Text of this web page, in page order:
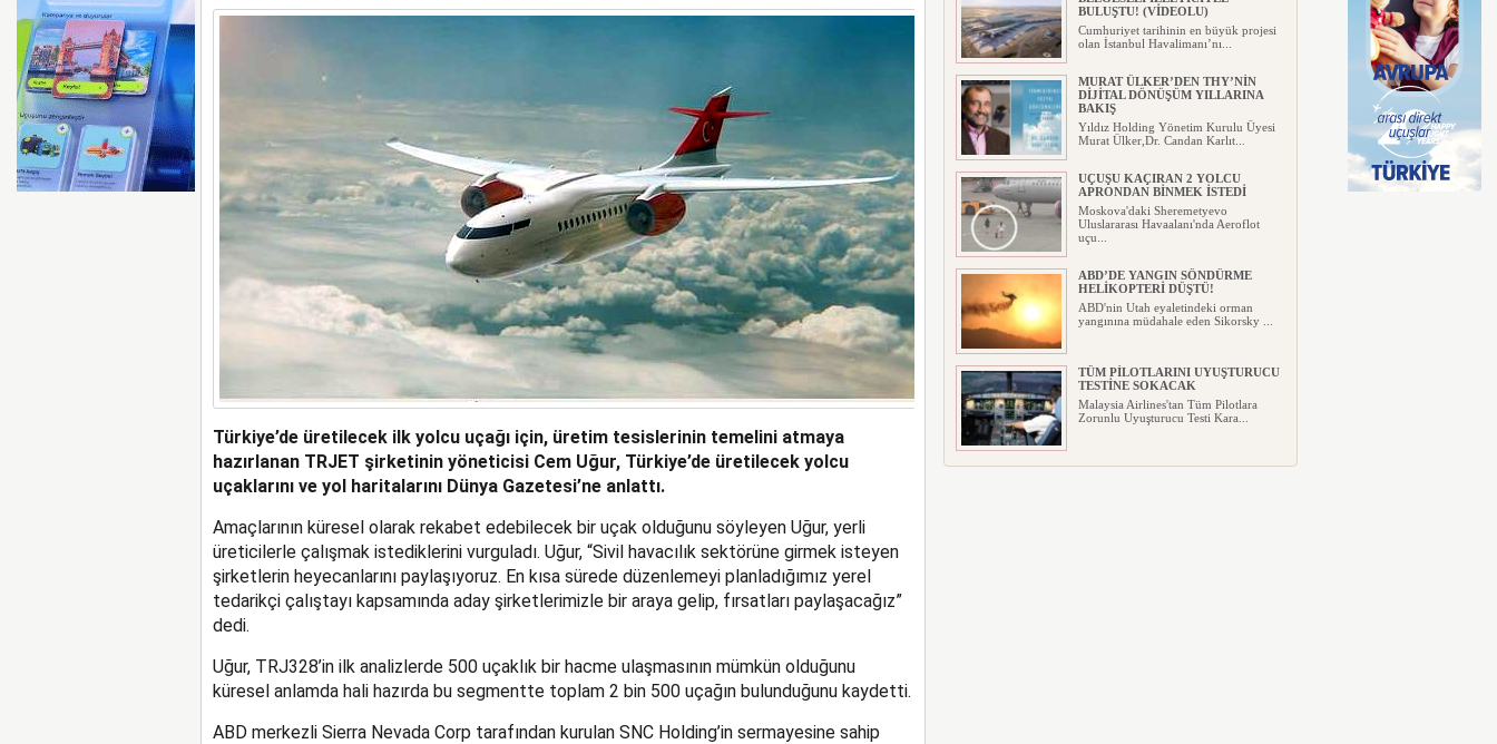
BOEING 737 MAX’LARDA ÇATLAK RİSKİ
Türkiye’de üretilecek ilk yolcu uçağı için, üretim tesislerinin temelini atmaya
hazırlanan TRJET şirketinin yöneticisi Cem Uğur, Türkiye’de üretilecek yolcu
uçaklarını ve yol haritalarını Dünya Gazetesi’ne anlattı.
Amaçlarının küresel olarak rekabet edebilecek bir uçak olduğunu söyleyen Uğur, yerli
üreticilerle çalışmak istediklerini vurguladı. Uğur, “Sivil havacılık sektörüne girmek isteyen
şirketlerin heyecanlarını paylaşıyoruz. En kısa sürede düzenlemeyi planladığımız yerel
tedarikçi çalıştayı kapsamında aday şirketlerimizle bir araya gelip, fırsatları paylaşacağız”
dedi.
Uğur, TRJ328’in ilk analizlerde 500 uçaklık bir hacme ulaşmasının mümkün olduğunu
küresel anlamda hali hazırda bu segmentte toplam 2 bin 500 uçağın bulunduğunu kaydetti.
ABD merkezli Sierra Nevada Corp tarafından kurulan SNC Holding’in sermayesine sahip
BULUŞTU! (VİDEOLU)
Cumhuriyet tarihinin en büyük projesi
olan İstanbul Havalimanı’nı...
MURAT ÜLKER’DEN THY’NİN
DİJİTAL DÖNÜŞÜM YILLARINA
BAKIŞ
Yıldız Holding Yönetim Kurulu Üyesi
Murat Ülker,Dr. Candan Karlıt...
UÇUŞU KAÇIRAN 2 YOLCU
APRONDAN BİNMEK İSTEDİ
Moskova'daki Sheremetyevo
Uluslararası Havaalanı'nda Aeroflot
uçu...
ABD’DE YANGIN SÖNDÜRME
HELİKOPTERİ DÜŞTÜ!
ABD'nin Utah eyaletindeki orman
yangınına müdahale eden Sikorsky ...
TÜM PİLOTLARINI UYUŞTURUCU
TESTİNE SOKACAK
Malaysia Airlines'tan Tüm Pilotlara
Zorunlu Uyuşturucu Testi Kara...
UÇAĞIN TAVANINDAN